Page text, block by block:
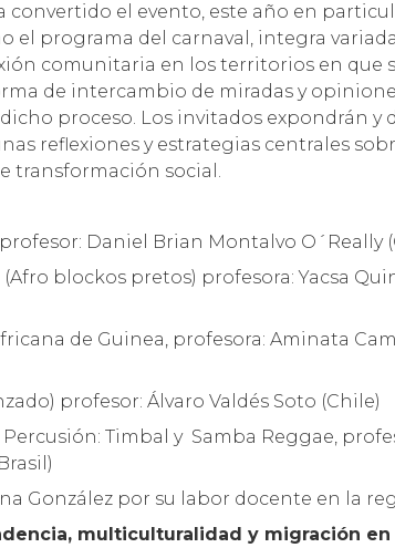
convertido el evento, este año en
el programa del carnaval, integra
comunitaria en los territorios en que
de intercambio de miradas y
proceso. Los invitados expondrán y
reflexiones y estrategias centrales
transformación social.
Daniel Brian Montalvo O´Really
blockos pretos) profesora: Yacsa
de Guinea, profesora: Aminata
profesor: Álvaro Valdés Soto (Chile)
Timbal y Samba Reggae,
González por su labor docente en la
multiculturalidad y migración en